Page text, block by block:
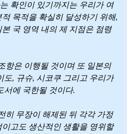
확인이 있기까지는 우리가 여
목적을 확실히 달성하기 위해,
국 영역 내의 제 지점은 점령
항은 이행될 것이며 또 일본의
도, 규슈, 시코쿠 그리고 우리가
서에 국한될 것이다.
히 무장이 해제된 뒤 각각 가정
이고도 생산적인 생활을 영위할